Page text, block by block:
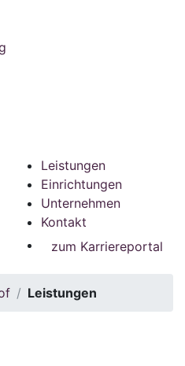
Leistungen
Einrichtungen
Unternehmen
Kontakt
zum Karriereportal
Leistungen